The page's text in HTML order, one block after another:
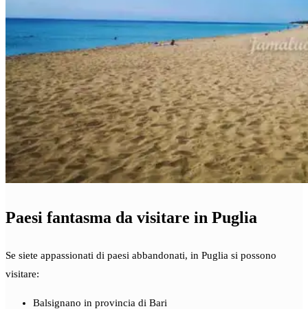
Paesi fantasma da visitare in Puglia
Se siete appassionati di paesi abbandonati, in Puglia si possono
visitare:
Balsignano in provincia di Bari